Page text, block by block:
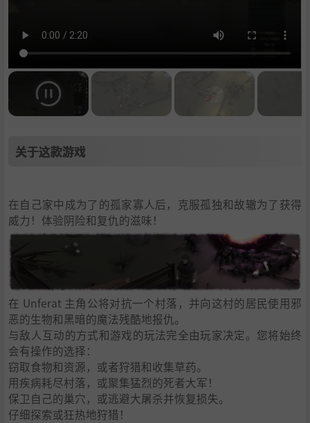
关于这款游戏
在自己家中成为了的孤家寡人后，克服孤独和故辙为了获得
威力！体验阴险和复仇的滋味！
在 Unferat 主角公将对抗一个村落，并向这村的居民使用邪
恶的生物和黑暗的魔法残酷地报仇。
与敌人互动的方式和游戏的玩法完全由玩家决定。您将始终
会有操作的选择：
窃取食物和资源，或者狩猎和收集草药。
用疾病耗尽村落，或聚集猛烈的死者大军！
保卫自己的巢穴，或逃避大屠杀并恢复损失。
仔细探索或狂热地狩猎！